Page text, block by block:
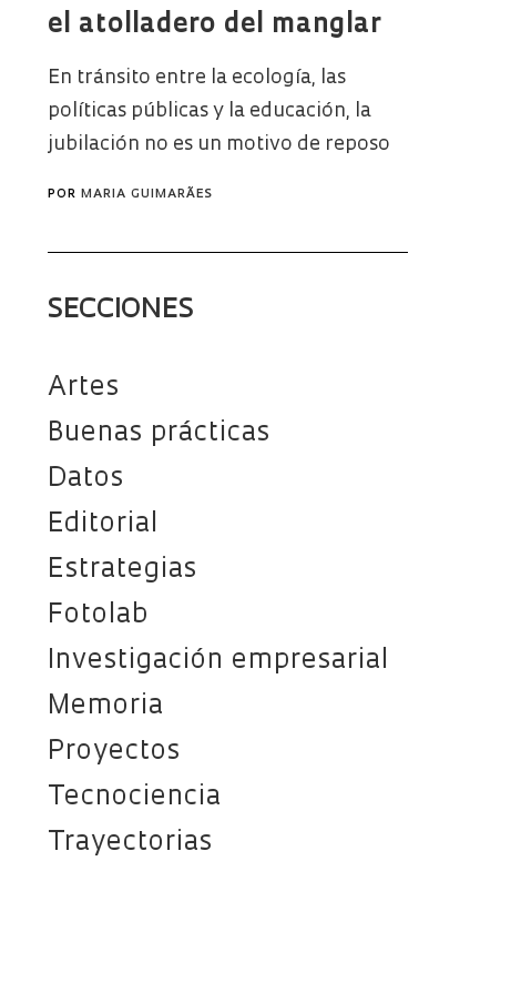
el atolladero del manglar
En tránsito entre la ecología, las
políticas públicas y la educación, la
jubilación no es un motivo de reposo
POR MARIA GUIMARÃES
SECCIONES
Artes
Buenas prácticas
Datos
Editorial
Estrategias
Fotolab
Investigación empresarial
Memoria
Proyectos
Tecnociencia
Trayectorias